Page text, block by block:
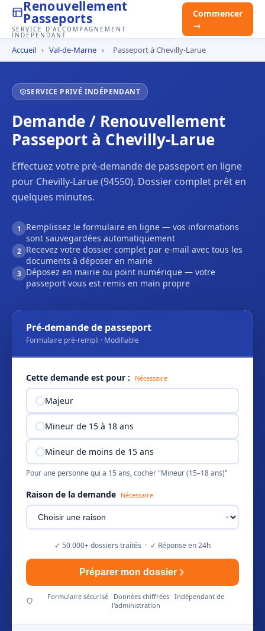
Renouvellement
Passeports
SERVICE D'ACCOMPAGNEMENT
INDÉPENDANT
Commencer
→
Accueil › Val-de-Marne › Passeport à Chevilly-Larue
SERVICE PRIVÉ INDÉPENDANT
Demande / Renouvellement
Passeport à Chevilly-Larue
Effectuez votre pré-demande de passeport en ligne
pour Chevilly-Larue (94550). Dossier complet prêt en
quelques minutes.
1
Remplissez le formulaire en ligne — vos informations
sont sauvegardées automatiquement
2 Recevez votre dossier complet par e-mail avec tous les
documents à déposer en mairie
3 Déposez en mairie ou point numérique — votre
passeport vous est remis en main propre
Pré-demande de passeport
Formulaire pré-rempli · Modifiable
Cette demande est pour : Nécessaire
Majeur
Mineur de 15 à 18 ans
Mineur de moins de 15 ans
Pour une personne qui a 15 ans, cocher "Mineur (15–18 ans)"
Raison de la demande Nécessaire
✓ 50 000+ dossiers traités · ✓ Réponse en 24h
Préparer mon dossier
Formulaire sécurisé · Données chiffrées · Indépendant de
l'administration